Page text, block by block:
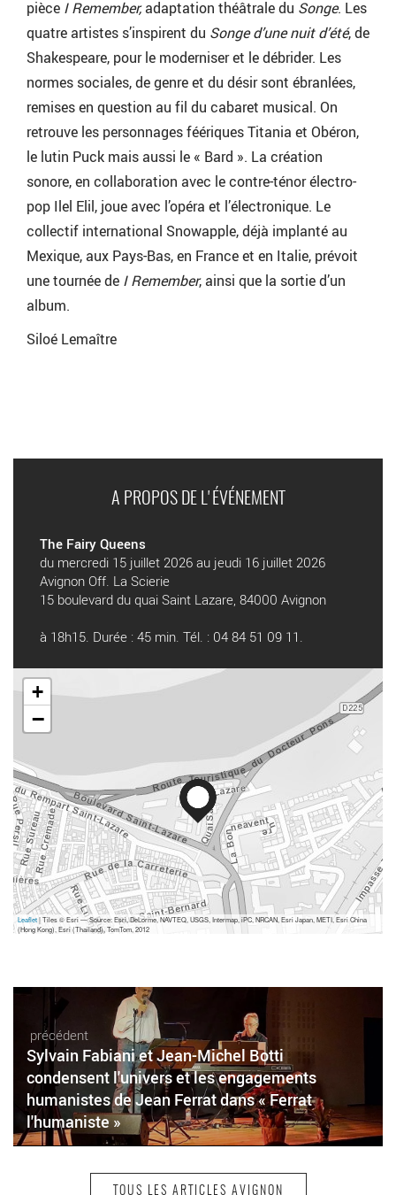
pièce I Remember,adaptation théâtrale du Songe. Les
quatre artistes s’inspirent du Songe d’une nuit d’été, de
Shakespeare, pour le moderniser et le débrider. Les
normes sociales, de genre et du désir sont ébranlées,
remises en question au fil du cabaret musical. On
retrouve les personnages féériques Titania et Obéron,
le lutin Puck mais aussi le « Bard ». La création
sonore, en collaboration avec le contre-ténor électro-
pop Ilel Elil, joue avec l’opéra et l’électronique. Le
collectif international Snowapple, déjà implanté au
Mexique, aux Pays-Bas, en France et en Italie, prévoit
une tournée de I Remember, ainsi que la sortie d’un
album.
Siloé Lemaître
A PROPOS DE L'ÉVÉNEMENT
The Fairy Queens
du mercredi 15 juillet 2026 au jeudi 16 juillet 2026
Avignon Off. La Scierie
15 boulevard du quai Saint Lazare, 84000 Avignon
à 18h15. Durée : 45 min. Tél. : 04 84 51 09 11.
+
−
Leaflet| Tiles © Esri — Source: Esri, DeLorme, NAVTEQ, USGS, Intermap, iPC, NRCAN, Esri Japan, METI, Esri China
(Hong Kong), Esri (Thailand), TomTom, 2012
précédent
Sylvain Fabiani et Jean-Michel Botti
condensent l'univers et les engagements
humanistes de Jean Ferrat dans « Ferrat
l'humaniste »
TOUS LES ARTICLES AVIGNON